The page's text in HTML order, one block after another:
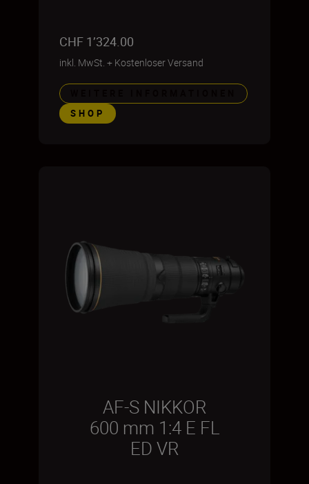
CHF 1’324.00
inkl. MwSt. + Kostenloser Versand
SHOP
AF-S NIKKOR
600 mm 1:4 E FL
ED VR